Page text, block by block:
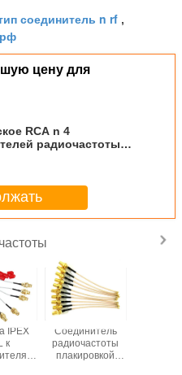
соединитель n rf ,
цену для
RCA n 4
радиочастоты
IPEX
к
Соединитель
радиочастоты
плакировкой